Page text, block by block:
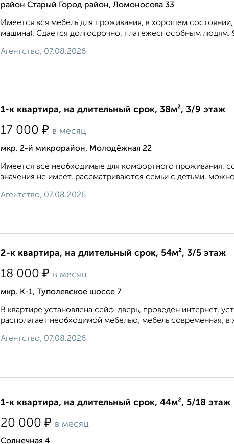
район Старый Город район, Ломоносова 33
Имеется вся мебель для проживания, в хорошем состоянии,
машина). Сдается долгосрочно, платежеспособным людям.
Агентство, 07.08.2026
1-к квартира, на длительный срок, 38м², 3/9 этаж
17 000 ₽ в месяц
мкр. 2-й микрорайон, Молодёжная 22
Имеется всё необходимые для комфортного проживания:
значения не имеет, рассматриваются семьи с детьми,
Агентство, 07.08.2026
2-к квартира, на длительный срок, 54м², 3/5 этаж
18 000 ₽ в месяц
мкр. К-1, Туполевское шоссе 7
В квартире установлена сейф-дверь, проведен интернет,
располагает необходимой мебелью, мебель современная,
Агентство, 07.08.2026
1-к квартира, на длительный срок, 44м², 5/18 этаж
20 000 ₽ в месяц
Солнечная 4